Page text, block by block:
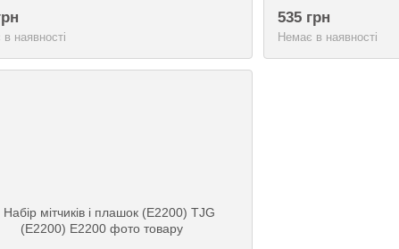
наявності
535 грн
Немає в наявності